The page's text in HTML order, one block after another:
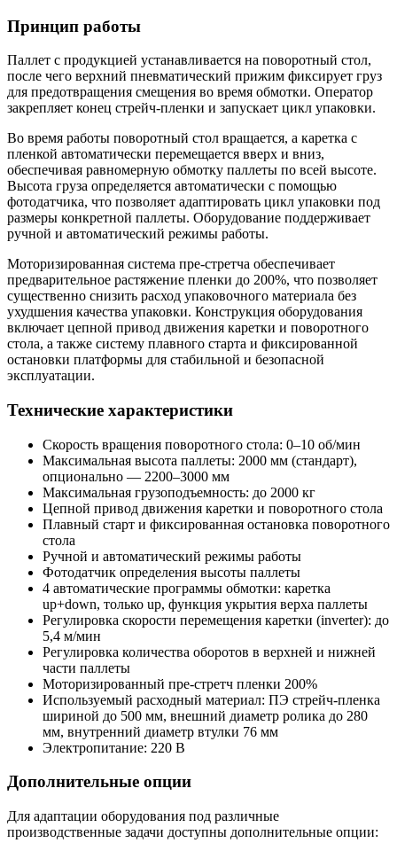
Принцип работы
Паллет с продукцией устанавливается на поворотный стол,
после чего верхний пневматический прижим фиксирует груз
для предотвращения смещения во время обмотки. Оператор
закрепляет конец стрейч-пленки и запускает цикл упаковки.
Во время работы поворотный стол вращается, а каретка с
пленкой автоматически перемещается вверх и вниз,
обеспечивая равномерную обмотку паллеты по всей высоте.
Высота груза определяется автоматически с помощью
фотодатчика, что позволяет адаптировать цикл упаковки под
размеры конкретной паллеты. Оборудование поддерживает
ручной и автоматический режимы работы.
Моторизированная система пре-стретча обеспечивает
предварительное растяжение пленки до 200%, что позволяет
существенно снизить расход упаковочного материала без
ухудшения качества упаковки. Конструкция оборудования
включает цепной привод движения каретки и поворотного
стола, а также систему плавного старта и фиксированной
остановки платформы для стабильной и безопасной
эксплуатации.
Технические характеристики
Скорость вращения поворотного стола: 0–10 об/мин
Максимальная высота паллеты: 2000 мм (стандарт),
опционально — 2200–3000 мм
Максимальная грузоподъемность: до 2000 кг
Цепной привод движения каретки и поворотного стола
Плавный старт и фиксированная остановка поворотного
стола
Ручной и автоматический режимы работы
Фотодатчик определения высоты паллеты
4 автоматические программы обмотки: каретка
up+down, только up, функция укрытия верха паллеты
Регулировка скорости перемещения каретки (inverter): до
5,4 м/мин
Регулировка количества оборотов в верхней и нижней
части паллеты
Моторизированный пре-стретч пленки 200%
Используемый расходный материал: ПЭ стрейч-пленка
шириной до 500 мм, внешний диаметр ролика до 280
мм, внутренний диаметр втулки 76 мм
Электропитание: 220 В
Дополнительные опции
Для адаптации оборудования под различные
производственные задачи доступны дополнительные опции: